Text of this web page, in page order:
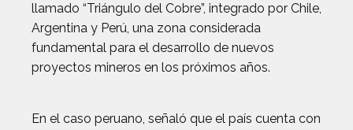
llamado “Triángulo del Cobre”, integrado por Chile,
Argentina y Perú, una zona considerada
fundamental para el desarrollo de nuevos
proyectos mineros en los próximos años.
En el caso peruano, señaló que el país cuenta con